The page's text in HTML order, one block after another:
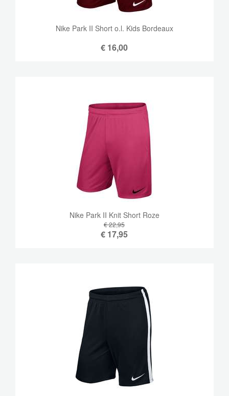
Nike Park II Short o.l. Kids Bordeaux
€ 16,00
Nike Park II Knit Short Roze
€ 22,95
€ 17,95